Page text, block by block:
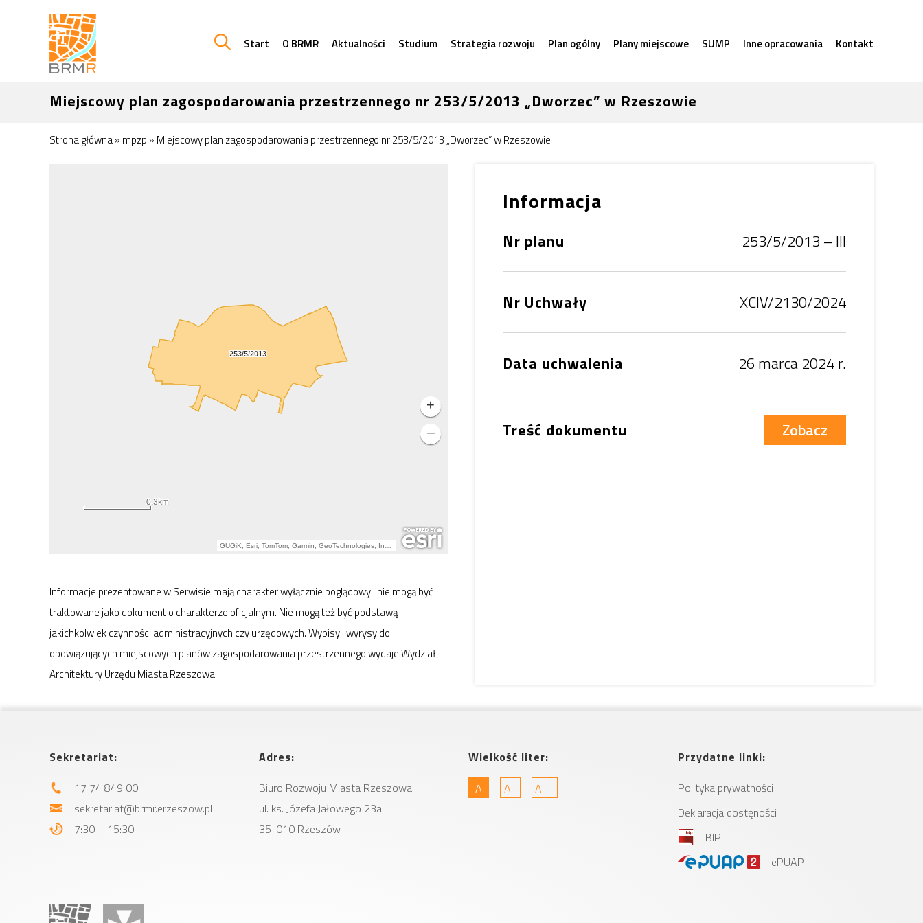
Start O BRMR Aktualności Studium Strategia rozwoju Plan ogólny Plany miejscowe SUMP Inne opracowania Kontakt
Miejscowy plan zagospodarowania przestrzennego nr 253/5/2013 „Dworzec” w Rzeszowie
Strona główna» mpzp » Miejscowy plan zagospodarowania przestrzennego nr 253/5/2013 „Dworzec” w Rzeszowie
Informacje prezentowane w Serwisie mają charakter wyłącznie poglądowy i nie mogą być
traktowane jako dokument o charakterze oficjalnym. Nie mogą też być podstawą
jakichkolwiek czynności administracyjnych czy urzędowych. Wypisy i wyrysy do
obowiązujących miejscowych planów zagospodarowania przestrzennego wydaje Wydział
Architektury Urzędu Miasta Rzeszowa
Informacja
Nr planu 253/5/2013 – III
Nr Uchwały XCIV/2130/2024
Data uchwalenia 26 marca 2024 r.
Treść dokumentu Zobacz
Sekretariat:
17 74 849 00
sekretariat@brmr.erzeszow.pl
7:30 – 15:30
Adres:
Biuro Rozwoju Miasta Rzeszowa
ul. ks. Józefa Jałowego 23a
35-010 Rzeszów
Wielkość liter:
A
A+ A++
Przydatne linki:
Polityka prywatności
Deklaracja dostęności
BIP
ePUAP